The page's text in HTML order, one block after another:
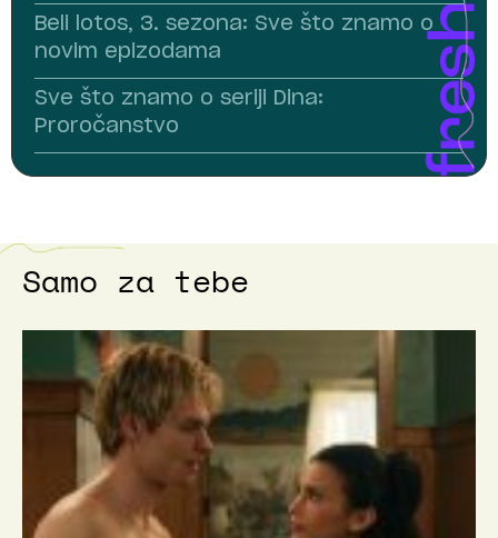
Beli lotos, 3. sezona: Sve što znamo o
novim epizodama
Sve što znamo o seriji Dina:
Proročanstvo
Samo za tebe